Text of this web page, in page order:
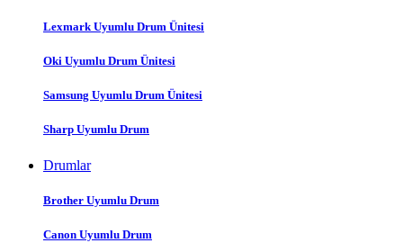
Lexmark Uyumlu Drum Ünitesi
Oki Uyumlu Drum Ünitesi
Samsung Uyumlu Drum Ünitesi
Sharp Uyumlu Drum
Drumlar
Brother Uyumlu Drum
Canon Uyumlu Drum